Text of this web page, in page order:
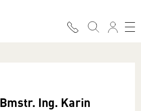
Bmstr. Ing. Karin